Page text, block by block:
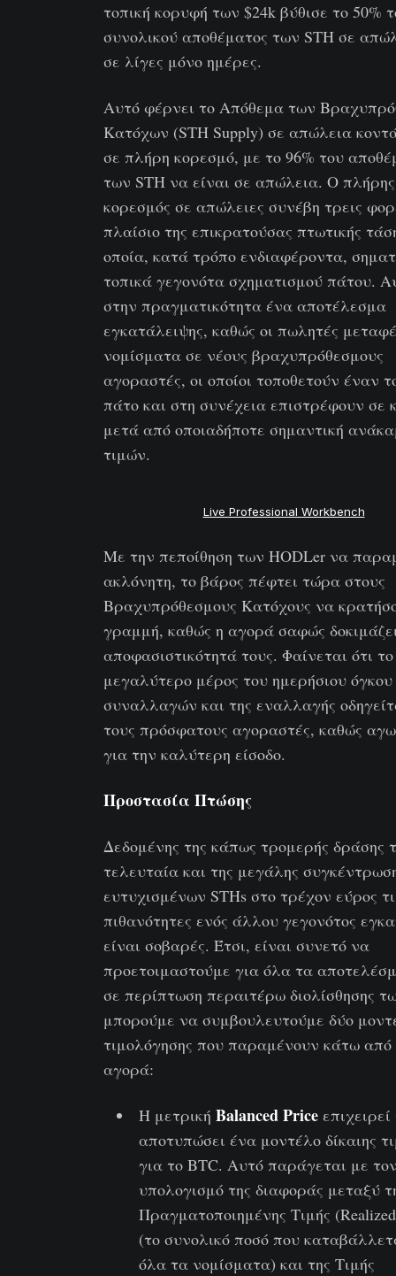
τοπική κορυφή των $24k βύθισε το 50%
συνολικού αποθέματος των STH σε
σε λίγες μόνο ημέρες.
Αυτό φέρνει το Απόθεμα των
Κατόχων (STH Supply) σε απώλεια
σε πλήρη κορεσμό, με το 96% του
των STH να είναι σε απώλεια. Ο πλήρης
κορεσμός σε απώλειες συνέβη τρεις
πλαίσιο της επικρατούσας πτωτικής
οποία, κατά τρόπο ενδιαφέροντα,
τοπικά γεγονότα σχηματισμού πάτου.
στην πραγματικότητα ένα αποτέλεσμα
εγκατάλειψης, καθώς οι πωλητές
νομίσματα σε νέους βραχυπρόθεσμους
αγοραστές, οι οποίοι τοποθετούν έναν
πάτο και στη συνέχεια επιστρέφουν σε
μετά από οποιαδήποτε σημαντική
τιμών.
Live Professional Workbench
Με την πεποίθηση των HODLer να
ακλόνητη, το βάρος πέφτει τώρα στους
Βραχυπρόθεσμους Κατόχους να
γραμμή, καθώς η αγορά σαφώς
αποφασιστικότητά τους. Φαίνεται ότι το
μεγαλύτερο μέρος του ημερήσιου όγκου
συναλλαγών και της εναλλαγής
τους πρόσφατους αγοραστές, καθώς
για την καλύτερη είσοδο.
Προστασία Πτώσης
Δεδομένης της κάπως τρομερής δράσης
τελευταία και της μεγάλης
ευτυχισμένων STHs στο τρέχον εύρος
πιθανότητες ενός άλλου γεγονότος
είναι σοβαρές. Έτσι, είναι συνετό να
προετοιμαστούμε για όλα τα
σε περίπτωση περαιτέρω διολίσθησης
μπορούμε να συμβουλευτούμε δύο
τιμολόγησης που παραμένουν κάτω από
αγορά:
Η μετρική Balanced Price
αποτυπώσει ένα μοντέλο δίκαιης
για το BTC. Αυτό παράγεται με
υπολογισμό της διαφοράς μεταξύ
Πραγματοποιημένης Τιμής
(το συνολικό ποσό που
όλα τα νομίσματα) και της Τιμής